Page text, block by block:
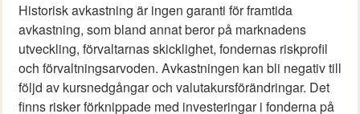
Historisk avkastning är ingen garanti för framtida
avkastning, som bland annat beror på marknadens
utveckling, förvaltarnas skicklighet, fondernas riskprofil
och förvaltningsarvoden. Avkastningen kan bli negativ till
följd av kursnedgångar och valutakursförändringar. Det
finns risker förknippade med investeringar i fonderna på